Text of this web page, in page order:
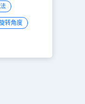
转角度